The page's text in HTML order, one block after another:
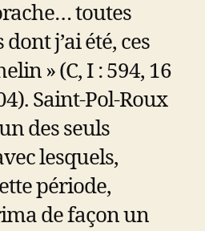
toutes
j’ai été, ces
» (C, I : 594, 16
Saint-Pol-Roux
des seuls
lesquels,
période,
de façon un